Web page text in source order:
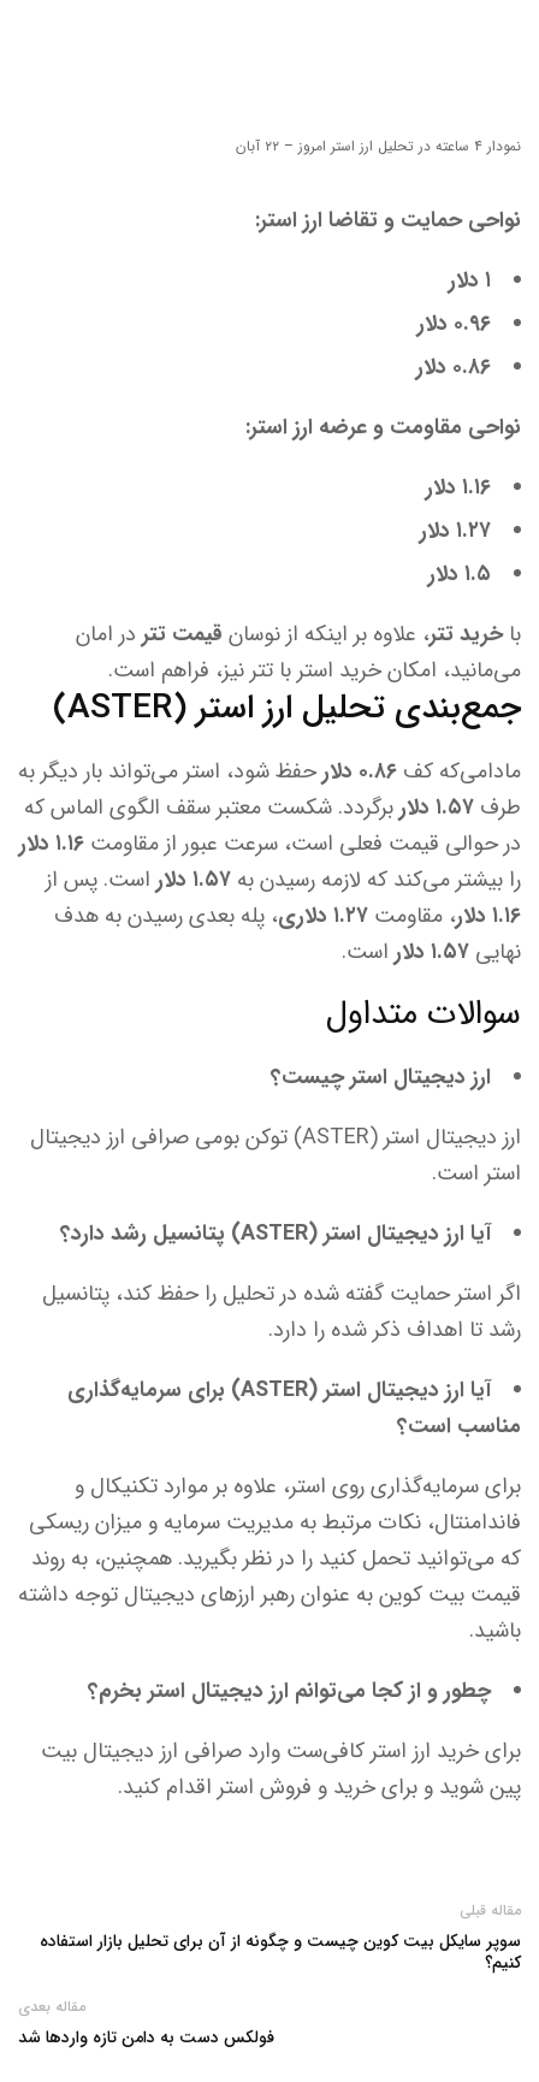
نمودار ۴ ساعته در تحلیل ارز استر امروز – ۲۲ آبان
نواحی حمایت و تقاضا ارز استر:
۱ دلار
۰.۹۶ دلار
۰.۸۶ دلار
نواحی مقاومت و عرضه ارز استر:
۱.۱۶ دلار
۱.۲۷ دلار
۱.۵ دلار
باخرید تتر، علاوه بر اینکه از نوسان قیمت تتر در امان
می‌مانید، امکان خرید استر با تتر نیز، فراهم است.
جمع‌بندی تحلیل ارز استر (ASTER)
مادامی‌که کف
حفظ شود، استر می‌تواند بار دیگر به
طرف
برگردد. شکست معتبر سقف الگوی الماس که
در حوالی قیمت فعلی است، سرعت عبور از مقاومت
را بیشتر می‌کند که لازمه رسیدن به
است. پس از
۱.۱۶ دلار
، مقاومت ۱.۲۷ دلاری
، پله بعدی رسیدن به هدف
نهایی ۱.۵۷ دلار است.
سوالات متداول
ارز دیجیتال استر چیست؟
ارز دیجیتال استر (ASTER) توکن بومی صرافی ارز دیجیتال
استر است.
آیا ارز دیجیتال استر (ASTER) پتانسیل رشد دارد؟
اگر استر حمایت گفته شده در تحلیل را حفظ کند، پتانسیل
رشد تا اهداف ذکر شده را دارد.
آیا ارز دیجیتال استر (ASTER) برای سرمایه‌گذاری
مناسب است؟
برای سرمایه‌گذاری روی استر، علاوه بر موارد تکنیکال و
فاندامنتال، نکات مرتبط به مدیریت سرمایه و میزان ریسکی
که می‌توانید تحمل کنید را در نظر بگیرید. همچنین، به روند
قیمت بیت کوین به عنوان رهبر ارزهای دیجیتال توجه داشته
باشید.
چطور و از کجا می‌توانم ارز دیجیتال استر بخرم؟
برای خرید ارز استر کافی‌ست وارد صرافی ارز دیجیتال بیت
پین شوید و برای خرید و فروش استر اقدام کنید.
مقاله قبلی
سوپر سایکل بیت کوین چیست و چگونه از آن برای تحلیل بازار استفاده
کنیم؟
مقاله بعدی
فولکس دست به دامن تازه واردها شد